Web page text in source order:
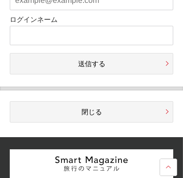
ログインネーム
送信する
閉じる